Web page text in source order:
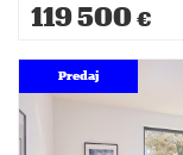
119 500 €
Predaj